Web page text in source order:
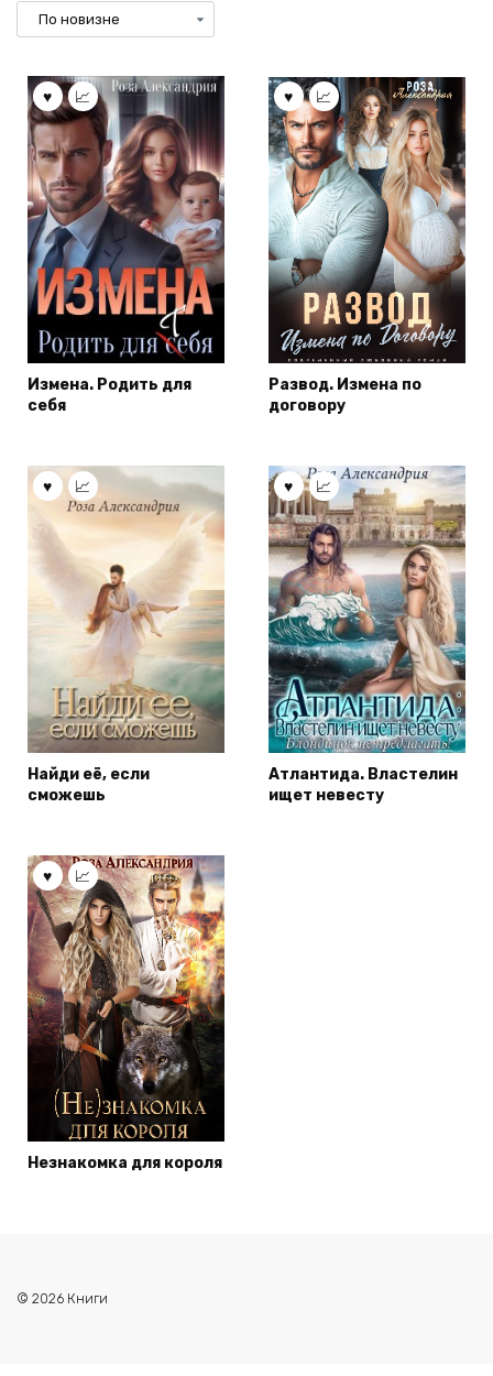
Измена. Родить для
себя
Развод. Измена по
договору
Найди её, если
сможешь
Атлантида. Властелин
ищет невесту
Незнакомка для короля
© 2026 Книги